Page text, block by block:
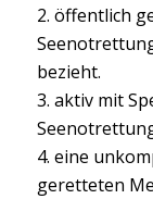
2. öffentlich
bezieht.
3. aktiv mit
4. eine
geretteten